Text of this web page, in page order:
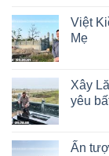
Việt
Mẹ
Xây
yêu
Ấn